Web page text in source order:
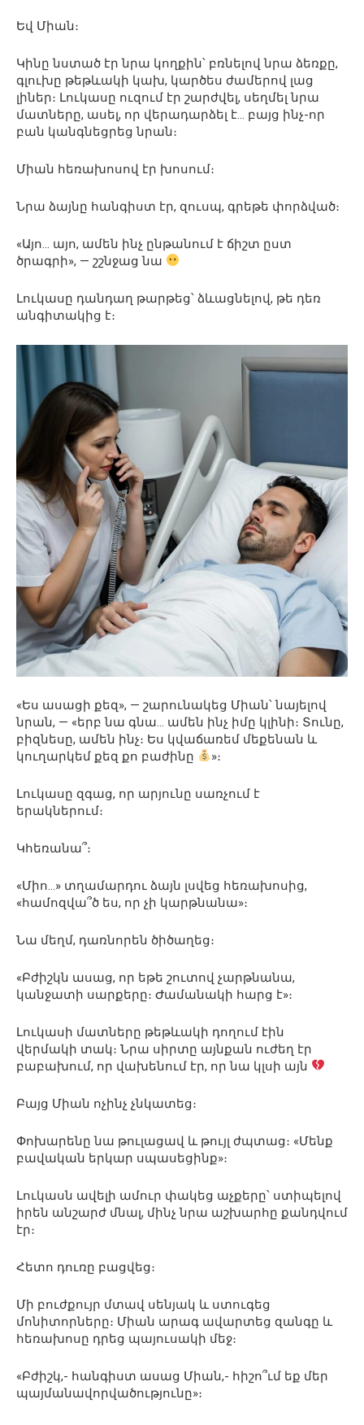
Եվ Միան։
Կինը նստած էր նրա կողքին՝ բռնելով նրա ձեռքը,
գլուխը թեթևակի կախ, կարծես ժամերով լաց
լիներ։ Լուկասը ուզում էր շարժվել, սեղմել նրա
մատները, ասել, որ վերադարձել է… բայց ինչ-որ
բան կանգնեցրեց նրան։
Միան հեռախոսով էր խոսում։
Նրա ձայնը հանգիստ էր, զուսպ, գրեթե փորձված։
«Այո… այո, ամեն ինչ ընթանում է ճիշտ ըստ
ծրագրի», — շշնջաց նա
Լուկասը դանդաղ թարթեց՝ ձևացնելով, թե դեռ
անգիտակից է։
«Ես ասացի քեզ», — շարունակեց Միան՝ նայելով
նրան, — «երբ նա գնա… ամեն ինչ իմը կլինի։ Տունը,
բիզնեսը, ամեն ինչ։ Ես կվաճառեմ մեքենան և
կուղարկեմ քեզ քո բաժինը
»։
Լուկասը զգաց, որ արյունը սառչում է
երակներում։
Կհեռանա՞։
«Միո…» տղամարդու ձայն լսվեց հեռախոսից,
«համոզվա՞ծ ես, որ չի կարթնանա»։
Նա մեղմ, դառնորեն ծիծաղեց։
«Բժիշկն ասաց, որ եթե շուտով չարթնանա,
կանջատի սարքերը։ Ժամանակի հարց է»։
Լուկասի մատները թեթևակի դողում էին
վերմակի տակ։ Նրա սիրտը այնքան ուժեղ էր
բաբախում, որ վախենում էր, որ նա կլսի այն
Բայց Միան ոչինչ չնկատեց։
Փոխարենը նա թուլացավ և թույլ ժպտաց։ «Մենք
բավական երկար սպասեցինք»։
Լուկասն ավելի ամուր փակեց աչքերը՝ ստիպելով
իրեն անշարժ մնալ, մինչ նրա աշխարհը քանդվում
էր։
Հետո դուռը բացվեց։
Մի բուժքույր մտավ սենյակ և ստուգեց
մոնիտորները։ Միան արագ ավարտեց զանգը և
հեռախոսը դրեց պայուսակի մեջ։
«Բժիշկ,- հանգիստ ասաց Միան,- հիշո՞ւմ եք մեր
պայմանավորվածությունը»։